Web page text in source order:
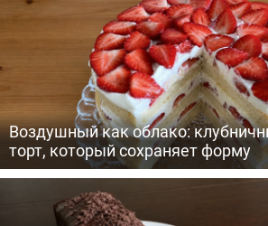
Воздушный как облако:
торт, который сохраняет форму